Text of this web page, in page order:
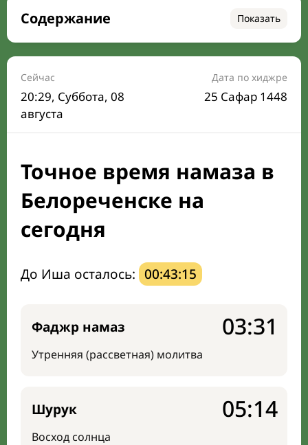
Содержание Показать
Время намаза на сегодня
Расписание на месяц
Время Сухура и Ифтара на сегодня
Календарь рамадана
Направление киблы
Сейчас
20:29, Суббота, 08
августа
Дата по хиджре
25 Сафар 1448
Точное время намаза в
Белореченске на
сегодня
До Иша осталось: 00:43:14
Фаджр намаз
Утренняя (рассветная) молитва
03:31
Шурук
Восход солнца
05:14